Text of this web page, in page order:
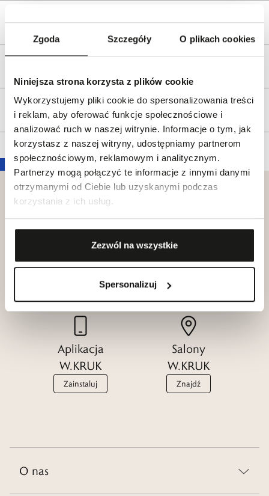
Zgoda Szczegóły O plikach cookies
Niniejsza strona korzysta z plików cookie
Wykorzystujemy pliki cookie do spersonalizowania treści
i reklam, aby oferować funkcje społecznościowe i
analizować ruch w naszej witrynie. Informacje o tym, jak
korzystasz z naszej witryny, udostępniamy partnerom
społecznościowym, reklamowym i analitycznym.
Partnerzy mogą połączyć te informacje z innymi danymi
otrzymanymi od Ciebie lub uzyskanymi podczas
korzystania z ich usług.
Zezwól na wszystkie
Spersonalizuj
Wysyłka
Tagi
Klub dla
W.KRUK
Katalogi
W.KRUK
Aplikacja
W.KRUK
Zainstaluj
Salony
W.KRUK
Znajdź
O nas